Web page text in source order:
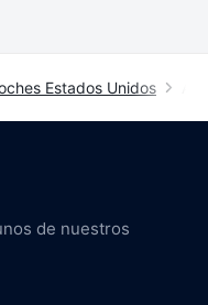
Estados Unidos
de nuestros